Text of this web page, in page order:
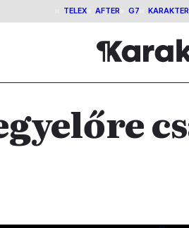
TELEX AFTER G7 KARAKTER